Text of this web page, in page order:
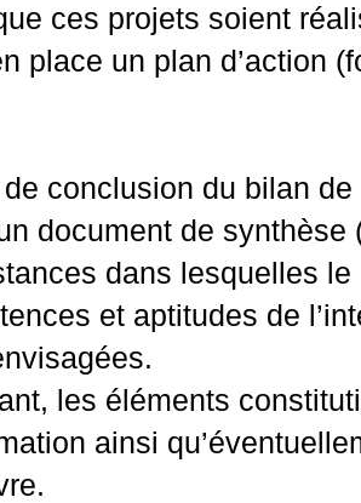
ces projets soient
place un plan d’action
conclusion du bilan
document de synthèse
dans lesquelles
et aptitudes de
les éléments
ainsi